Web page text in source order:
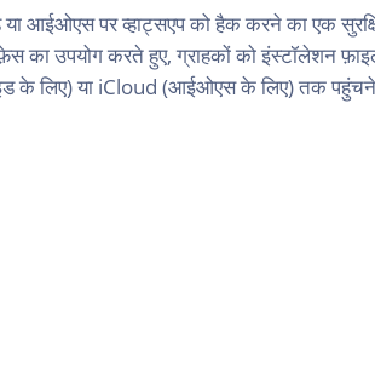
या आईओएस पर व्हाट्सएप को हैक करने का एक
का उपयोग करते हुए, ग्राहकों को इंस्टॉलेशन
के लिए) या iCloud (आईओएस के लिए) तक